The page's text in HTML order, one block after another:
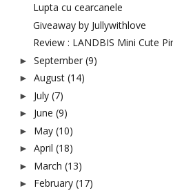
Lupta cu cearcanele
Giveaway by Jullywithlove
Review : LANDBIS Mini Cute
► September (9)
► August (14)
► July (7)
► June (9)
► May (10)
► April (18)
► March (13)
► February (17)